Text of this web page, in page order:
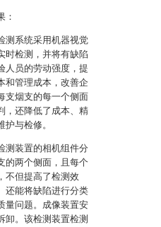
：
测系统采用机器视觉
时检测，并将有缺陷
人员的劳动强度，提
和管理成本，改善企
支烟支的每一个侧面
，还降低了成本、精
与检修。
测装置的相机组件分
的两个侧面，且每个
不但提高了检测效
还能将缺陷进行分类
量问题。成像装置安
卸。该检测装置检测